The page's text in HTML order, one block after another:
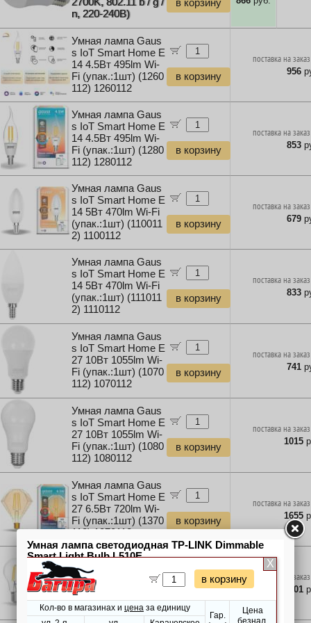
n, 220-240В)
в корзину
Умная лампа Gaus
s IoT Smart Home E
14 4.5Вт 495lm Wi-
Fi (упак.:1шт) (1260
112) 1260112
в корзину
поставка на
956
Умная лампа Gaus
s IoT Smart Home E
14 4.5Вт 495lm Wi-
Fi (упак.:1шт) (1280
112) 1280112
в корзину
поставка на
853
Умная лампа Gaus
s IoT Smart Home E
14 5Вт 470lm Wi-Fi
(упак.:1шт) (110011
2) 1100112
в корзину
поставка на
679
Умная лампа Gaus
s IoT Smart Home E
14 5Вт 470lm Wi-Fi
(упак.:1шт) (111011
2) 1110112
в корзину
поставка на
833
Умная лампа Gaus
s IoT Smart Home E
27 10Вт 1055lm Wi-
Fi (упак.:1шт) (1070
112) 1070112
в корзину
поставка на
741
Умная лампа Gaus
s IoT Smart Home E
27 10Вт 1055lm Wi-
Fi (упак.:1шт) (1080
112) 1080112
в корзину
поставка на
1015
Умная лампа Gaus
s IoT Smart Home E
27 6.5Вт 720lm Wi-
Fi (упак.:1шт) (1370
112) 1370112
в корзину
поставка на
1655
Умная лампа Gaus
s IoT Smart Home E
27 6.5Вт 806lm Wi-
Fi (упак.:1шт) (1200
112) 1200112
поставка на
1101